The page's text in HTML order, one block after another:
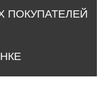
ПОКУПАТЕЛЕЙ